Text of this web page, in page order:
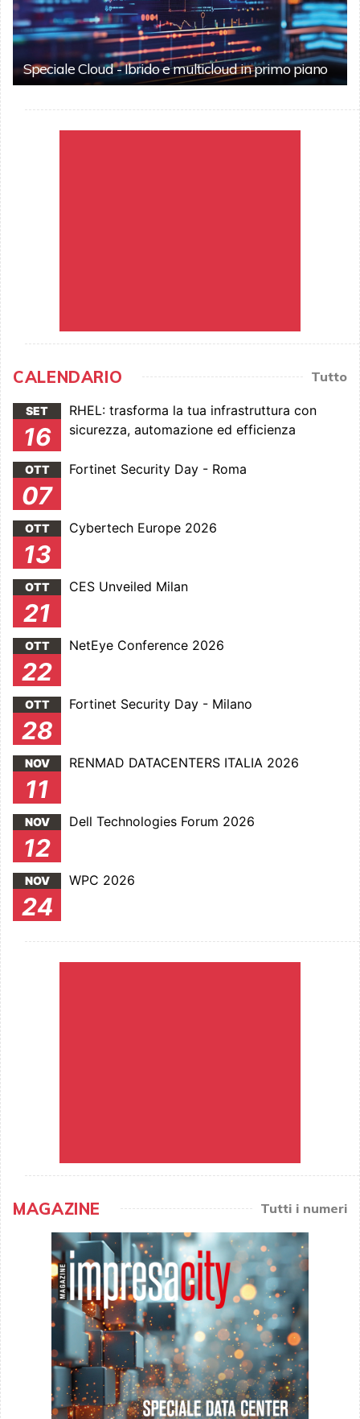
Speciale Cloud - Ibrido e multicloud in primo piano
CALENDARIO Tutto
SET
16
RHEL: trasforma la tua infrastruttura con
sicurezza, automazione ed efficienza
OTT
07
Fortinet Security Day - Roma
OTT
13
Cybertech Europe 2026
OTT
21
CES Unveiled Milan
OTT
22
NetEye Conference 2026
OTT
28
Fortinet Security Day - Milano
NOV
11
RENMAD DATACENTERS ITALIA 2026
NOV
12
Dell Technologies Forum 2026
NOV
24
WPC 2026
MAGAZINE Tutti i numeri